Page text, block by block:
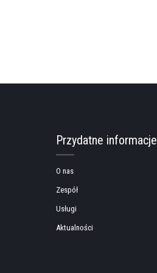
Przydatne informacje
O nas
Zespół
Usługi
Aktualności